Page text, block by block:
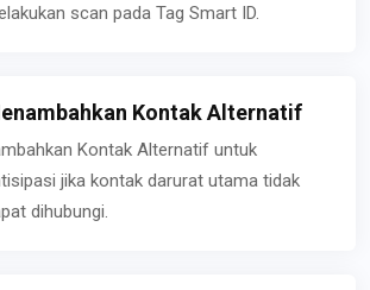
scan pada Tag Smart ID.
Kontak Alternatif
Kontak Alternatif untuk
jika kontak darurat utama tidak
dihubungi.